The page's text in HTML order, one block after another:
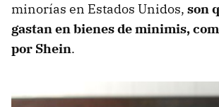
minorías en Estados Unidos, son
gastan en bienes de minimis,
por Shein.